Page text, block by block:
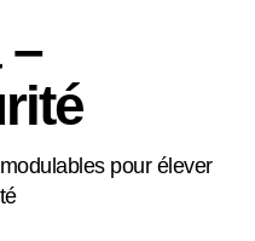
–
pour élever